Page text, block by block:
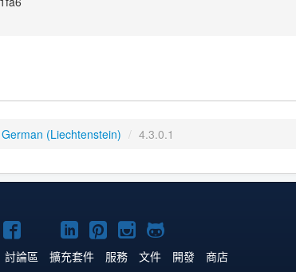
(Liechtenstein) / 4.3.0.1
Facebook
上
YouTube
上
Linkedln
上
Pinterest
上
Instagram
上
GitHub
上
討論區 擴充套件 服務 文件 開發 商店